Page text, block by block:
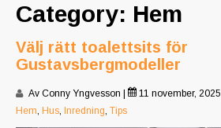
Category: Hem
Välj rätt toalettsits för
Gustavsbergmodeller
Av Conny Yngvesson 11 november, 2025
Hem, Hus, Inredning, Tips